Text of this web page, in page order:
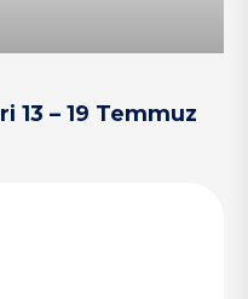
– 19 Temmuz